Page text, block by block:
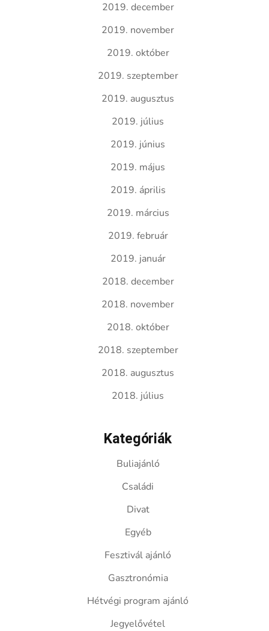
2019. december
2019. november
2019. október
2019. szeptember
2019. augusztus
2019. július
2019. június
2019. május
2019. április
2019. március
2019. február
2019. január
2018. december
2018. november
2018. október
2018. szeptember
2018. augusztus
2018. július
Kategóriák
Buliajánló
Családi
Divat
Egyéb
Fesztivál ajánló
Gasztronómia
Hétvégi program ajánló
Jegyelővétel